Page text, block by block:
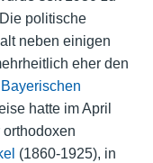
politische
neben einigen
eher den
Bayerischen
hatte im April
(1860-1925), in